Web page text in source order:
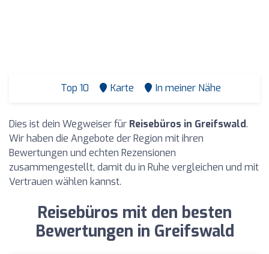
Top 10 Karte In meiner Nähe
Dies ist dein Wegweiser für Reisebüros in Greifswald.
Wir haben die Angebote der Region mit ihren
Bewertungen und echten Rezensionen
zusammengestellt, damit du in Ruhe vergleichen und mit
Vertrauen wählen kannst.
Reisebüros mit den besten
Bewertungen in Greifswald